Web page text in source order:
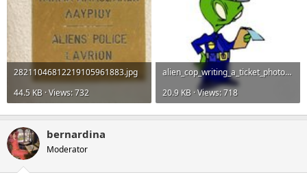
28211046812219105961883.jpg
44.5 KB · Views: 732
alien_cop_writing_a_ticket_photosculpture-p153649348087146929env3c_400.jpg
20.9 KB · Views: 718
bernardina
Moderator